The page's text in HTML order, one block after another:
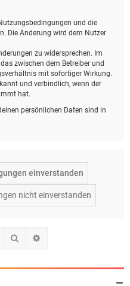
und die
Die Änderung wird dem Nutzer
zu widersprechen. Im
zwischen dem Betreiber und
mit sofortiger Wirkung.
und verbindlich, wenn der
hat.
persönlichen Daten sind in
Suche